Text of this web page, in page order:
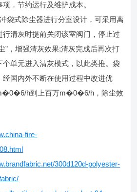
，节约运行及维护成本。
袋式除尘器进行分室设计，可采用离
清灰时提前关闭该室阀门，停止过
”，增强清灰效果;清灰完成后再次打
单元进入清灰模式，以此类推。袋
经国内外不断在使用过程中改进优
h到上百万m�0�6/h，除尘效
fire-
300d120d-polyester-